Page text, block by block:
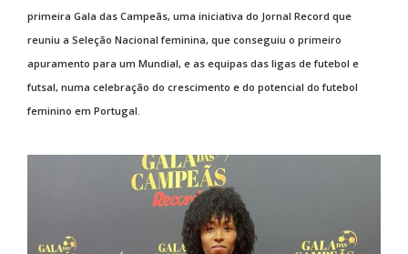
primeira Gala das Campeãs, uma iniciativa do Jornal Record que
reuniu a Seleção Nacional feminina, que conseguiu o primeiro
apuramento para um Mundial, e as equipas das ligas de futebol e
futsal, numa celebração do crescimento e do potencial do futebol
feminino em Portugal.